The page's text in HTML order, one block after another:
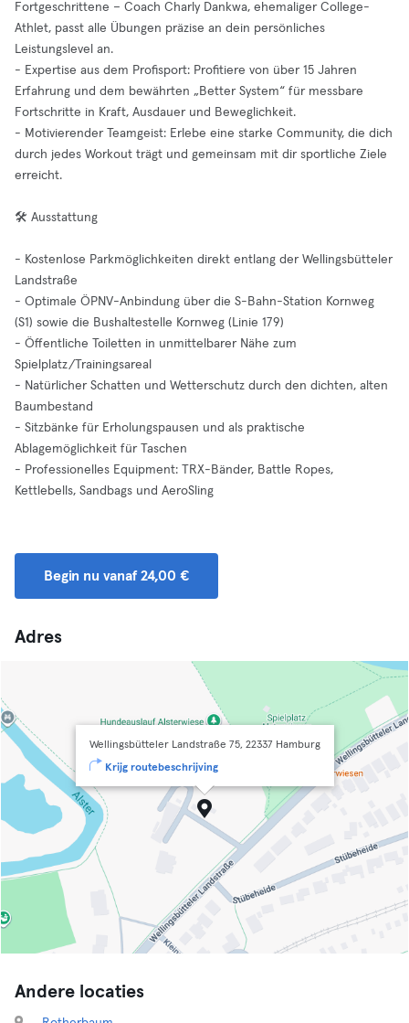
Fortgeschrittene – Coach Charly Dankwa, ehemaliger College-
Athlet, passt alle Übungen präzise an dein persönliches
Leistungslevel an.
- Expertise aus dem Profisport: Profitiere von über 15 Jahren
Erfahrung und dem bewährten „Better System“ für messbare
Fortschritte in Kraft, Ausdauer und Beweglichkeit.
- Motivierender Teamgeist: Erlebe eine starke Community, die dich
durch jedes Workout trägt und gemeinsam mit dir sportliche Ziele
erreicht.
🛠️ Ausstattung
- Kostenlose Parkmöglichkeiten direkt entlang der Wellingsbütteler
Landstraße
- Optimale ÖPNV-Anbindung über die S-Bahn-Station Kornweg
(S1) sowie die Bushaltestelle Kornweg (Linie 179)
- Öffentliche Toiletten in unmittelbarer Nähe zum
Spielplatz/Trainingsareal
- Natürlicher Schatten und Wetterschutz durch den dichten, alten
Baumbestand
- Sitzbänke für Erholungspausen und als praktische
Ablagemöglichkeit für Taschen
- Professionelles Equipment: TRX-Bänder, Battle Ropes,
Kettlebells, Sandbags und AeroSling
Begin nu vanaf 24,00 €
Adres
Wellingsbütteler Landstraße 75, 22337 Hamburg
Krijg routebeschrijving
Andere locaties